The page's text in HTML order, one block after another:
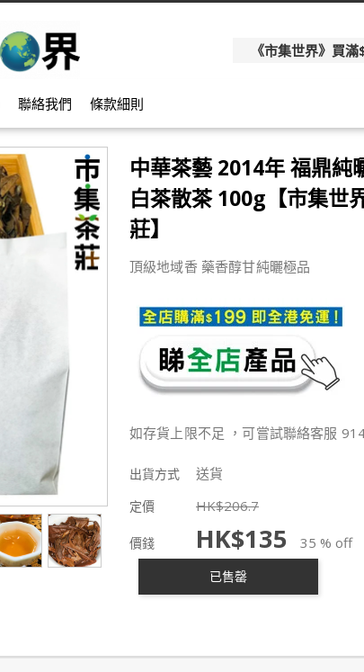
《市集世界》買
聯絡我們 條款細則
中華茶藝 2014年 福鼎純
白茶散茶 100g【市集世
莊】
頂級地域香 藥香醇甘純曬極品
如存貨上限不足 ，可嘗試聯絡客服
出貨方式 送貨
定價 HK$206.7
價錢 HK$135 35 % off
已售罄